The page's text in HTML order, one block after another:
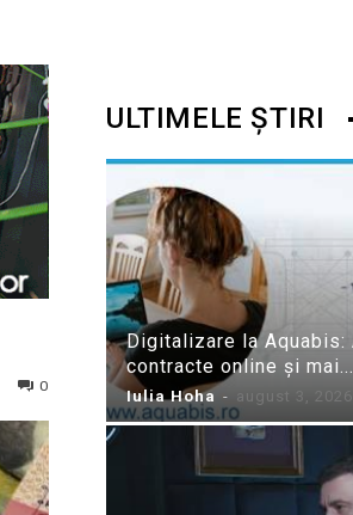
0
ULTIMELE ȘTIRI
Digitalizare la
contracte online și mai...
Iulia Hoha - august 3, 2026